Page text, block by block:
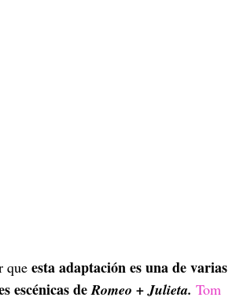
que esta adaptación es una de varias
escénicas deRomeo + Julieta. Tom